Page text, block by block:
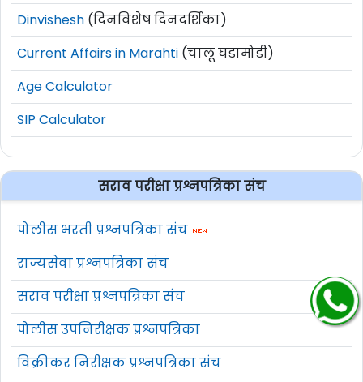
Dinvishesh (दिनविशेष दिनदर्शिका)
Current Affairs in Marahti (चालू घडामोडी)
Age Calculator
SIP Calculator
सराव परीक्षा प्रश्नपत्रिका संच
पोलीस भरती प्रश्नपत्रिका संच
राज्यसेवा प्रश्नपत्रिका संच
सराव परीक्षा प्रश्नपत्रिका संच
पोलीस उपनिरीक्षक प्रश्नपत्रिका
विक्रीकर निरीक्षक प्रश्नपत्रिका संच